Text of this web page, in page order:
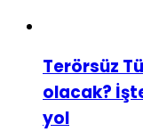
Terörsüz
olacak?
yol